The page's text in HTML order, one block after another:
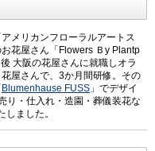
メリカンフローラルアートス
花屋さん「Flowers Ｂy Plantp
大阪の花屋さんに就職しオラ
屋さんで、3か月間研修。その
Blumenhause FUSS 」でデザイ
り・仕入れ・造園・葬儀装花な
ました。